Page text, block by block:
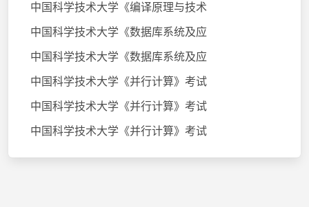
中国科学技术大学《编译原理与技术
中国科学技术大学《数据库系统及应
中国科学技术大学《数据库系统及应
中国科学技术大学《并行计算》考试
中国科学技术大学《并行计算》考试
中国科学技术大学《并行计算》考试